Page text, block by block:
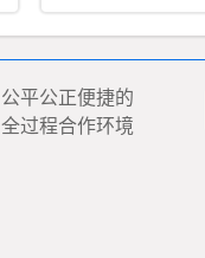
理服务；工程技术服
外）；规划设计管理
公平公正便捷的
全过程合作环境